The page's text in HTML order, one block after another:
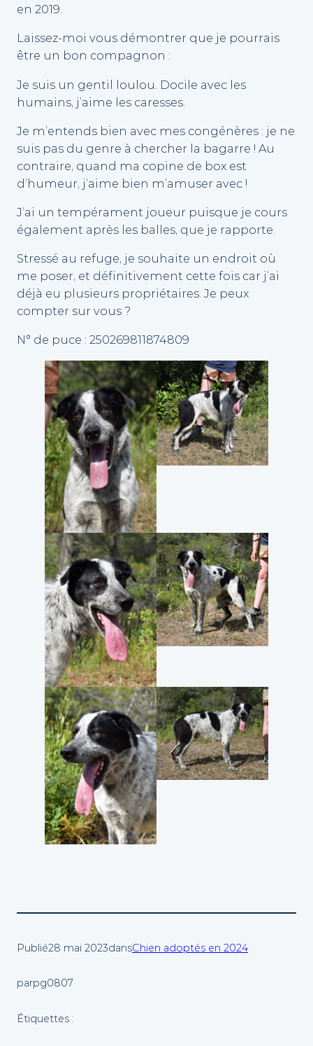
en 2019.
Laissez-moi vous démontrer que je pourrais
être un bon compagnon :
Je suis un gentil loulou. Docile avec les
humains, j’aime les caresses.
Je m’entends bien avec mes congénères : je ne
suis pas du genre à chercher la bagarre ! Au
contraire, quand ma copine de box est
d’humeur, j’aime bien m’amuser avec !
J’ai un tempérament joueur puisque je cours
également après les balles, que je rapporte.
Stressé au refuge, je souhaite un endroit où
me poser, et définitivement cette fois car j’ai
déjà eu plusieurs propriétaires. Je peux
compter sur vous ?
N° de puce : 250269811874809
Publié28 mai 2023dansChien adoptés en 2024
parpg0807
Étiquettes :